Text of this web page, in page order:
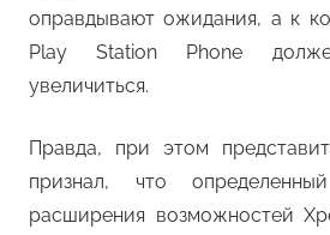
оправдывают ожидания, а к
Play Station Phone
увеличиться.
Правда, при этом
признал, что
расширения возможностей